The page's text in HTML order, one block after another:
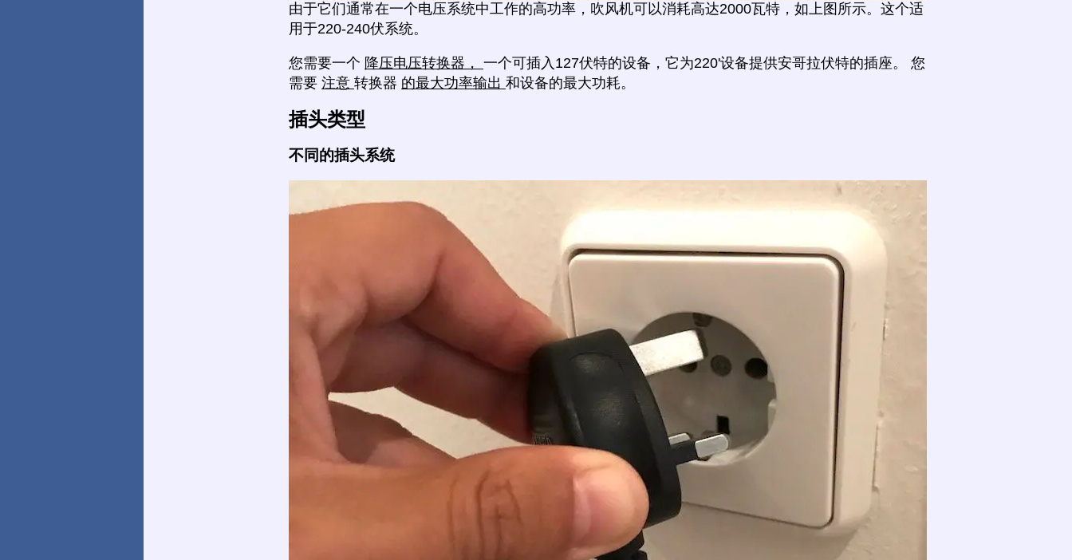
由于它们通常在一个电压系统中工作的高功率，吹风机可以消耗高达2000瓦特，如上图所示。这个适
用于220-240伏系统。
您需要一个 降压电压转换器， 一个可插入127伏特的设备，它为220'设备提供安哥拉伏特的插座。 您
需要 注意 转换器 的最大功率输出 和设备的最大功耗。
插头类型
不同的插头系统